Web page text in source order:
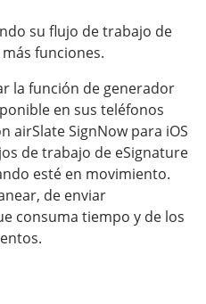
su flujo de trabajo de
funciones.
la función de generador
en sus teléfonos
airSlate SignNow para iOS
de trabajo de eSignature
esté en movimiento.
de enviar
consuma tiempo y de los